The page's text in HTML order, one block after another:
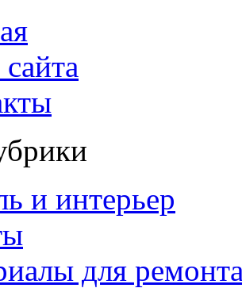
и интерьер
для